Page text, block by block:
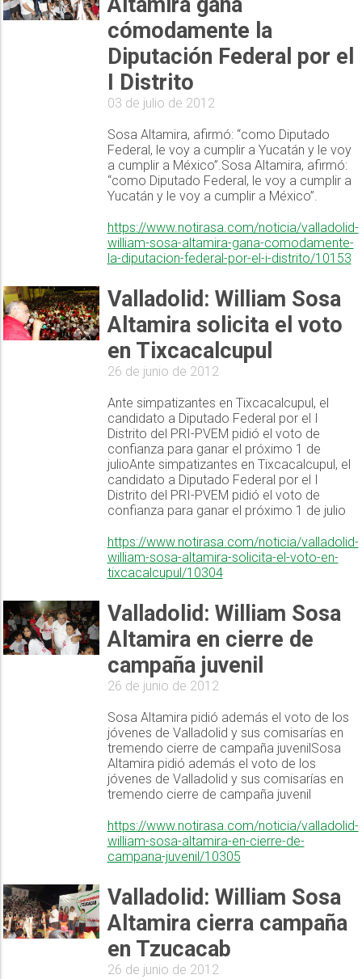
cómodamente la
Diputación Federal por el
I Distrito
03 de julio de 2012
Sosa Altamira, afirmó: “como Diputado
Federal, le voy a cumplir a Yucatán y le voy
a cumplir a México”.Sosa Altamira, afirmó:
“como Diputado Federal, le voy a cumplir a
Yucatán y le voy a cumplir a México”.
https://www.notirasa.com/noticia/valladolid-
william-sosa-altamira-gana-comodamente-
la-diputacion-federal-por-el-i-distrito/10153
Valladolid: William Sosa
Altamira solicita el voto
en Tixcacalcupul
26 de junio de 2012
Ante simpatizantes en Tixcacalcupul, el
candidato a Diputado Federal por el I
Distrito del PRI-PVEM pidió el voto de
confianza para ganar el próximo 1 de
julioAnte simpatizantes en Tixcacalcupul, el
candidato a Diputado Federal por el I
Distrito del PRI-PVEM pidió el voto de
confianza para ganar el próximo 1 de julio
https://www.notirasa.com/noticia/valladolid-
william-sosa-altamira-solicita-el-voto-en-
tixcacalcupul/10304
Valladolid: William Sosa
Altamira en cierre de
campaña juvenil
26 de junio de 2012
Sosa Altamira pidió además el voto de los
jóvenes de Valladolid y sus comisarías en
tremendo cierre de campaña juvenilSosa
Altamira pidió además el voto de los
jóvenes de Valladolid y sus comisarías en
tremendo cierre de campaña juvenil
https://www.notirasa.com/noticia/valladolid-
william-sosa-altamira-en-cierre-de-
campana-juvenil/10305
Valladolid: William Sosa
Altamira cierra campaña
en Tzucacab
26 de junio de 2012